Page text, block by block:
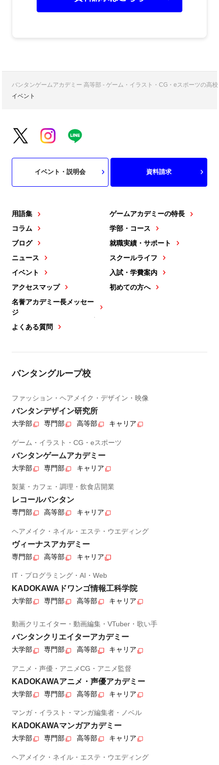
バンタンゲームアカデミー 高等部 - ゲーム・イラスト・CG・eスポーツの高
イベント
用語集
コラム
ブログ
ニュース
イベント
アクセスマップ
名誉アカデミー長メッセー
ジ
よくある質問
ゲームアカデミーの特長
学部・コース
就職実績・サポート
スクールライフ
入試・学費案内
初めての方へ
イベント・説明会 資料請求
バンタングループ校
ファッション・ヘアメイク・デザイン・映像
バンタンデザイン研究所
大学部 専門部 高等部 キャリア
ゲーム・イラスト・CG・eスポーツ
バンタンゲームアカデミー
大学部 専門部 キャリア
製菓・カフェ・調理・飲食店開業
レコールバンタン
専門部 高等部 キャリア
ヘアメイク・ネイル・エステ・ウエディング
ヴィーナスアカデミー
専門部 高等部 キャリア
IT・プログラミング・AI・Web
KADOKAWAドワンゴ情報工科学院
大学部 専門部 高等部 キャリア
動画クリエイター・動画編集・VTuber・歌い手
バンタンクリエイターアカデミー
大学部 専門部 高等部 キャリア
アニメ・声優・アニメCG・アニメ監督
KADOKAWAアニメ・声優アカデミー
大学部 専門部 高等部 キャリア
マンガ・イラスト・マンガ編集者・ノベル
KADOKAWAマンガアカデミー
大学部 専門部 高等部 キャリア
ヘアメイク・ネイル・エステ・ウエディング